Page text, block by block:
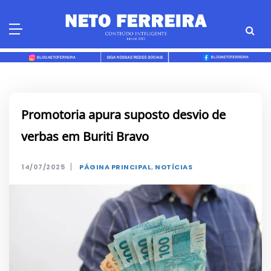
Promotoria apura suposto desvio de
verbas em Buriti Bravo
14/07/2025 | PÁGINA PRINCIPAL, NOTÍCIAS